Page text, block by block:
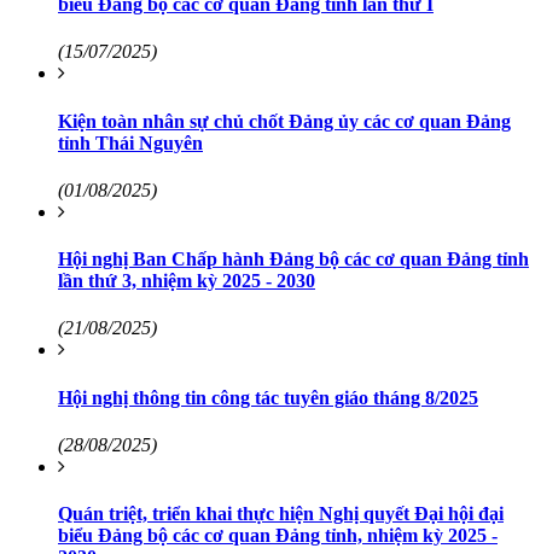
biểu Đảng bộ các cơ quan Đảng tỉnh lần thứ I
(15/07/2025)
Kiện toàn nhân sự chủ chốt Đảng ủy các cơ quan Đảng
tỉnh Thái Nguyên
(01/08/2025)
Hội nghị Ban Chấp hành Đảng bộ các cơ quan Đảng tỉnh
lần thứ 3, nhiệm kỳ 2025 - 2030
(21/08/2025)
Hội nghị thông tin công tác tuyên giáo tháng 8/2025
(28/08/2025)
Quán triệt, triển khai thực hiện Nghị quyết Đại hội đại
biểu Đảng bộ các cơ quan Đảng tỉnh, nhiệm kỳ 2025 -